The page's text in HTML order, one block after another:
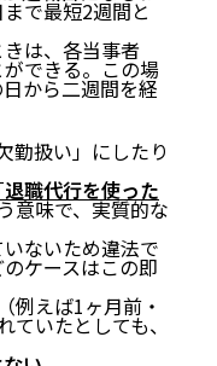
で最短2週間と
は、各当事者
できる。この場
から二週間を経
勤扱い」にしたり
退職代行を使った
意味で、実質的な
ないため違法で
ケースはこの即
例えば1ヶ月前・
いたとしても、